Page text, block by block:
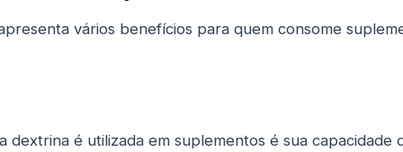
vários benefícios para quem consome
dextrina é utilizada em suplementos é sua